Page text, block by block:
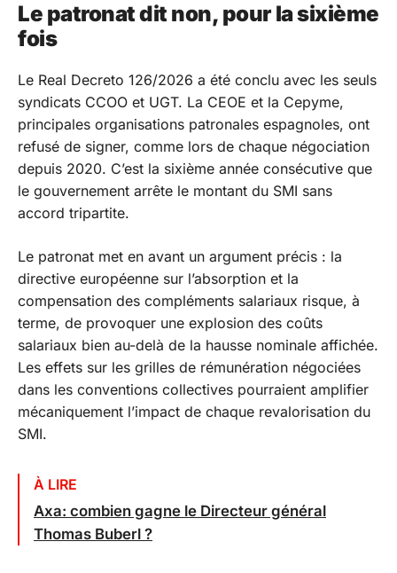
Le patronat dit non, pour la sixième
fois
Le Real Decreto 126/2026 a été conclu avec les seuls
syndicats CCOO et UGT. La CEOE et la Cepyme,
principales organisations patronales espagnoles, ont
refusé de signer, comme lors de chaque négociation
depuis 2020. C’est la sixième année consécutive que
le gouvernement arrête le montant du SMI sans
accord tripartite.
Le patronat met en avant un argument précis : la
directive européenne sur l’absorption et la
compensation des compléments salariaux risque, à
terme, de provoquer une explosion des coûts
salariaux bien au-delà de la hausse nominale affichée.
Les effets sur les grilles de rémunération négociées
dans les conventions collectives pourraient amplifier
mécaniquement l’impact de chaque revalorisation du
SMI.
À LIRE
Axa: combien gagne le Directeur général
Thomas Buberl ?